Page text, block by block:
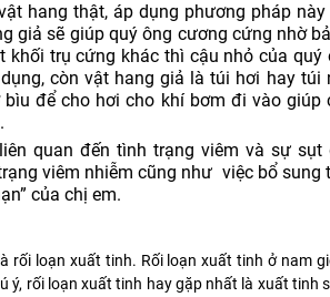
hang thật, áp dụng phương pháp
giả sẽ giúp quý ông cương cứng nhờ
khối trụ cứng khác thì cậu nhỏ của quý
còn vật hang giả là túi hơi hay túi
để cho hơi cho khí bơm đi vào giúp
quan đến tình trạng viêm và sự sụt
viêm nhiễm cũng như việc bổ sung
của chị em.
rối loạn xuất tinh. Rối loạn xuất tinh ở nam
rối loạn xuất tinh hay gặp nhất là xuất tinh